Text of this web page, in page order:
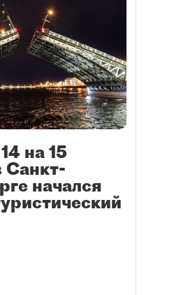
на 15
Санкт-
начался